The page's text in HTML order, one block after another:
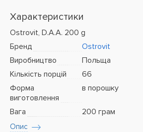
Характеристики
Ostrovit, D.A.A. 200 g
Бренд
Ostrovit
Виробництво
Польща
Кількість порцій
66
Форма
виготовлення
в порошку
Вага 200 грам
Опис